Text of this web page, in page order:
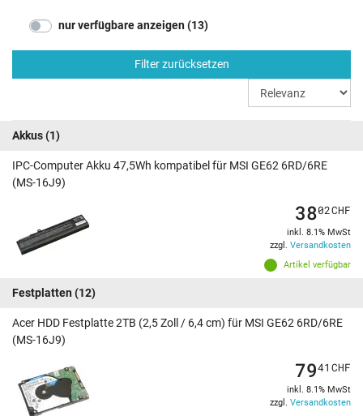
nur verfügbare anzeigen (13)
Filter zurücksetzen
Akkus(1)
IPC-Computer Akku 47,5Wh kompatibel für MSI GE62 6RD/6RE
(MS-16J9)
Artikel verfügbar
3802CHF
inkl. 8.1% MwSt
zzgl. Versandkosten
Festplatten (12)
Acer HDD Festplatte 2TB (2,5 Zoll / 6,4 cm) für MSI GE62 6RD/6RE
(MS-16J9)
7941 CHF
inkl. 8.1% MwSt
zzgl. Versandkosten